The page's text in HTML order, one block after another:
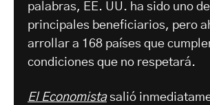
palabras, EE. UU. ha sido uno
principales beneficiarios, pero
arrollar a 168 países que
condiciones que no respetará.
El Economistasalió